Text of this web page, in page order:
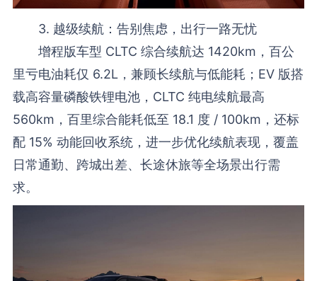
3. 越级续航：告别焦虑，出行一路无忧
增程版车型 CLTC 综合续航达 1420km，百公
里亏电油耗仅 6.2L，兼顾长续航与低能耗；EV 版搭
载高容量磷酸铁锂电池，CLTC 纯电续航最高
560km，百里综合能耗低至 18.1 度 / 100km，还标
配 15% 动能回收系统，进一步优化续航表现，覆盖
日常通勤、跨城出差、长途休旅等全场景出行需
求。